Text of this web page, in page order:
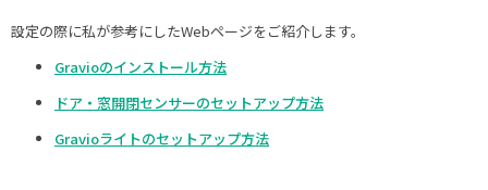
設定の際に私が参考にしたWebページをご紹介します。
Gravioのインストール方法
ドア・窓開閉センサーのセットアップ方法
Gravioライトのセットアップ方法